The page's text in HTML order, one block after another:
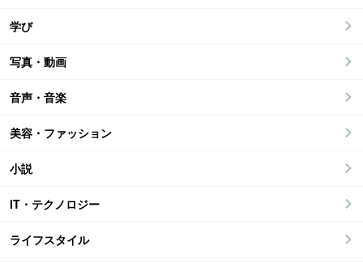
学び
写真・動画
音声・音楽
美容・ファッション
小説
IT・テクノロジー
ライフスタイル